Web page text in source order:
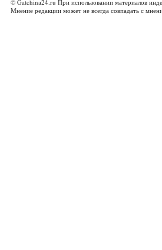
© Gatchina24.ru При использовании материалов
Мнение редакции может не всегда совпадать с